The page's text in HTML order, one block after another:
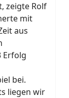
zeigte Rolf
mit
aus
Erfolg
bei.
liegen wir